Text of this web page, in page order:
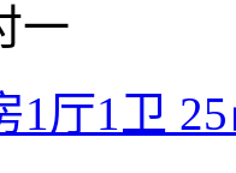
一
1厅1卫